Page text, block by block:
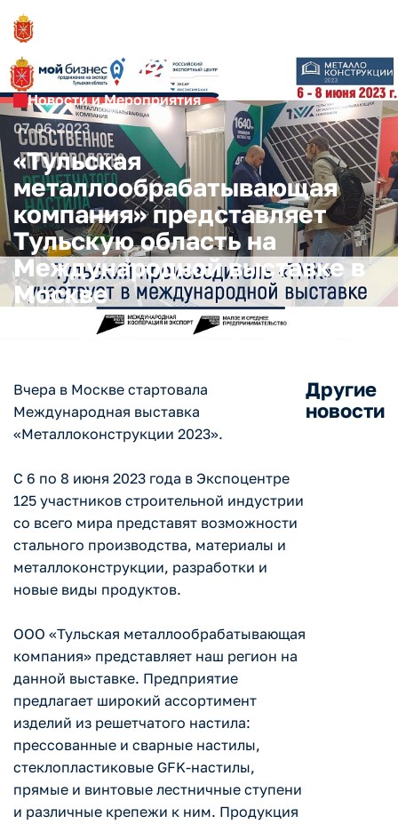
Новости и Мероприятия
07.06.2023
«Тульская
металлообрабатывающая
компания» представляет
Тульскую область на
Международной выставке в
Москве
Вчера в Москве стартовала
Международная выставка
«Металлоконструкции 2023».
С 6 по 8 июня 2023 года в Экспоцентре
125 участников строительной индустрии
со всего мира представят возможности
стального производства, материалы и
металлоконструкции, разработки и
новые виды продуктов.
ООО «Тульская металлообрабатывающая
компания» представляет наш регион на
данной выставке. Предприятие
предлагает широкий ассортимент
изделий из решетчатого настила:
прессованные и сварные настилы,
стеклопластиковые GFK-настилы,
прямые и винтовые лестничные ступени
и различные крепежи к ним. Продукция
Другие
новости